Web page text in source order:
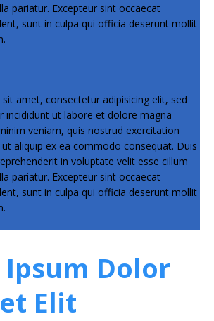
qui officia deserunt mollit
amet, consectetur adipisicing elit, sed
veniam, quis nostrud exercitation
in voluptate velit esse cillum
qui officia deserunt mollit
Dolor
Elit